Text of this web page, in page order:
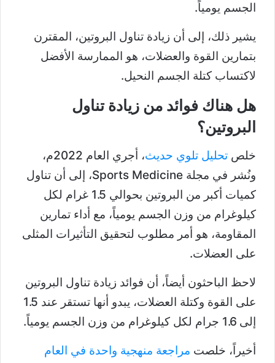
الجسم يومياً.
يشير ذلك، إلى أن زيادة تناول البروتين، المقترن
بتمارين القوة والعضلات، هو الممارسة الأفضل
لاكتساب كتلة الجسم النحيل.
هل هناك فوائد من زيادة تناول
البروتين؟
خلص تحليل تلوي حديث
، أجري العام 2022م،
ونُشر في مجلة Sports Medicine، إلى أن تناول
كميات أكبر من البروتين بحوالي 1.5 غرام لكل
كيلوغرام من وزن الجسم يومياً، مع أداء تمارين
المقاومة، هو أمر مطلوب لتحقيق التأثيرات المثلى
على العضلات.
لاحظ الباحثون أيضاً، أن فوائد زيادة تناول البروتين
على القوة وكتلة العضلات، يبدو أنها تستقر عند 1.5
إلى 1.6 جرام لكل كيلوغرام من وزن الجسم يومياً.
أخيراً، خلصت مراجعة منهجية واحدة في العام